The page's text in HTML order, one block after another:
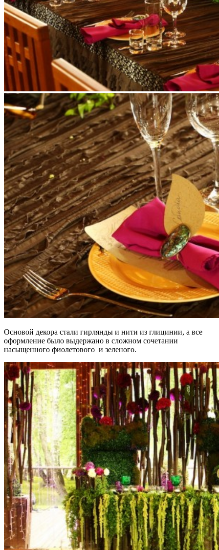
Основой декора стали гирлянды и нити из глицинии, а все
оформление было выдержано в сложном сочетании
насыщенного фиолетового и зеленого.